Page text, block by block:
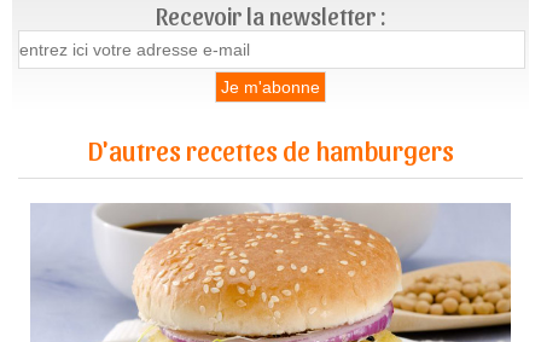
Recevoir la newsletter :
D'autres recettes de hamburgers